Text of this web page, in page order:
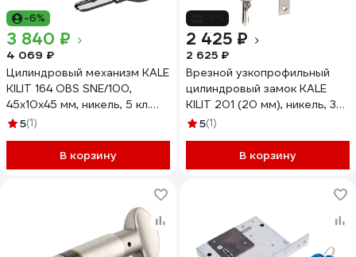
-6%
3 840 ₽
4 069 ₽
Цилиндровый механизм KALE
KILIT 164 OBS SNE/100,
45x10x45 мм, никель, 5 кл.
45219
5(1)
В корзину
2 425 ₽
2 625 ₽
Врезной узкопрофильный
цилиндровый замок KALE
KILIT 201 (20 мм), никель, 3
ключа 1093
5(1)
В корзину